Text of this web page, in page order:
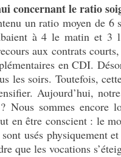
concernant le ratio
un ratio moyen de
à 4 le matin et 3
aux contrats
en CDI.
les soirs. Toutefois,
Aujourd’hui,
Nous sommes encore
en être conscient : le
usés physiquement
que les vocations